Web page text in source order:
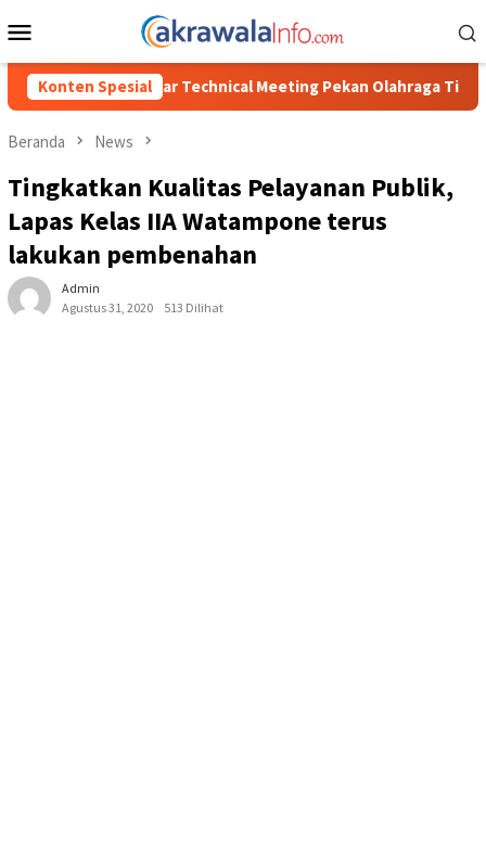
ke
Mobile
Konten Spesial
Meeting Pekan Olahraga Tingkat Kecamatan Konda
Beranda News
Tingkatkan Kualitas Pelayanan Publik,
Lapas Kelas IIA Watampone terus
lakukan pembenahan
Admin
Agustus 31, 2020
513 Dilihat